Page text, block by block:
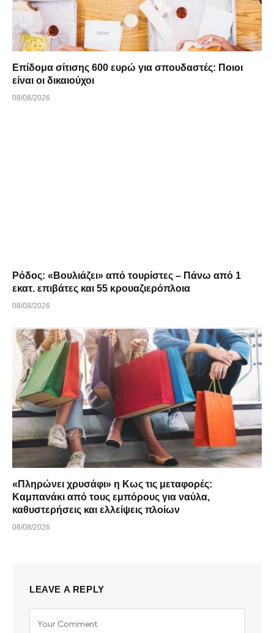
Επίδομα σίτισης 600 ευρώ για σπουδαστές: Ποιοι
είναι οι δικαιούχοι
08/08/2026
Ρόδος: «Βουλιάζει» από τουρίστες – Πάνω από 1
εκατ. επιβάτες και 55 κρουαζιερόπλοια
08/08/2026
«Πληρώνει χρυσάφι» η Κως τις μεταφορές:
Καμπανάκι από τους εμπόρους για ναύλα,
καθυστερήσεις και ελλείψεις πλοίων
08/08/2026
LEAVE A REPLY